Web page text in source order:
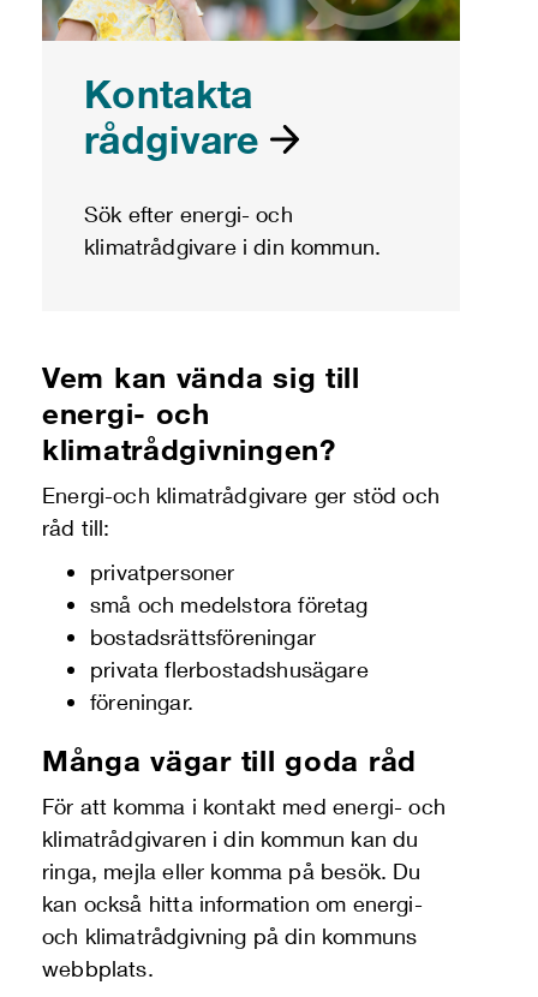
Kontakta
rådgivare
Sök efter energi- och
klimatrådgivare i din kommun.
Vem kan vända sig till
energi- och
klimatrådgivningen?
Energi-och klimatrådgivare ger stöd och
råd till:
privatpersoner
små och medelstora företag
bostadsrättsföreningar
privata flerbostadshusägare
föreningar.
Många vägar till goda råd
För att komma i kontakt med energi- och
klimatrådgivaren i din kommun kan du
ringa, mejla eller komma på besök. Du
kan också hitta information om energi-
och klimatrådgivning på din kommuns
webbplats.